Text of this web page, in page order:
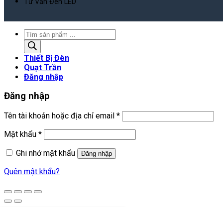
Tìm
kiếm
sản
phẩm
Thiết Bị Đèn
Quạt Trần
Đăng nhập
Đăng nhập
Tên tài khoản hoặc địa chỉ email *Bắt
Mật khẩu *Bắt
Ghi nhớ mật khẩu
Đăng nhập
Quên mật khẩu?